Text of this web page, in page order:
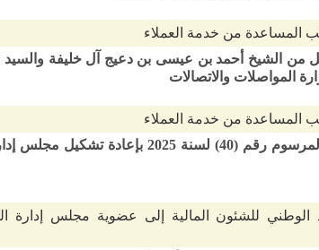
لسنة 2026 بتعيين كل من الشيخ أحمد بن عيسى بن دعيج آل خليفة
المواصلات والاتصالات
مرسوم رقم (28) لسنة 2026 بتعديل المرسوم رقم (40) لسنة 2025
الوطني للشئون المالية إلى عضوية مجلس إدارة